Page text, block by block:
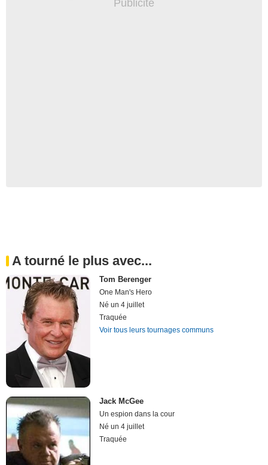
A tourné le plus avec...
Tom Berenger
One Man's Hero
Né un 4 juillet
Traquée
Voir tous leurs tournages communs
Jack McGee
Un espion dans la cour
Né un 4 juillet
Traquée